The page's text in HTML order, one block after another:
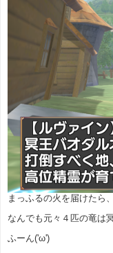
まっふるの火を届けたら
なんでも元々４匹の竜は
ふーん('ω')